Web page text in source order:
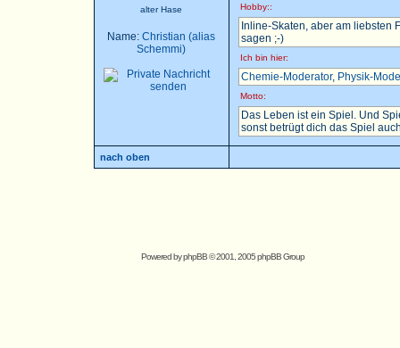
alter Hase
Name: Christian (alias
Schemmi)
Hobby::
Inline-Skaten, aber am liebsten
sagen ;-)
Ich bin hier:
Chemie-Moderator, Physik-
Motto:
Das Leben ist ein Spiel. Und
sonst betrügt dich das Spiel
nach oben
Powered byphpBB© 2001, 2005 phpBB Group